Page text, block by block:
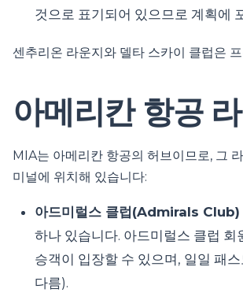
것으로 표기되어 있으므로 계획에
센추리온 라운지와 델타 스카이 클럽은
아메리칸 항공
MIA는 아메리칸 항공의 허브이므로, 그
미널에 위치해 있습니다:
아드미럴스 클럽(Admirals Club)
하나 있습니다. 아드미럴스 클럽
승객이 입장할 수 있으며, 일일 패
다름).